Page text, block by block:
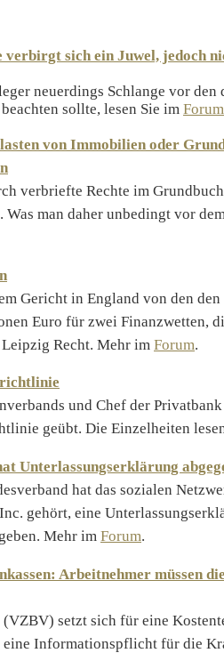
verbirgt sich ein Juwel, jedoch
neuerdings Schlange vor
sollte, lesen Sie im Forum
von Immobilien oder
verbriefte Rechte im
man daher unbedingt vor
Gericht in England von den
Euro für zwei Finanzwetten,
Recht. Mehr im Forum.
und Chef der
geübt. Die Einzelheiten
Unterlassungserklärung
hat das sozialen
gehört, eine
Mehr im Forum.
Arbeitnehmer müssen
setzt sich für eine
Informationspflicht für die